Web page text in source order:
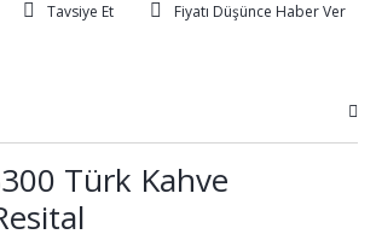
Tavsiye Et
Fiyatı Düşünce Haber Ver
Türk Kahve